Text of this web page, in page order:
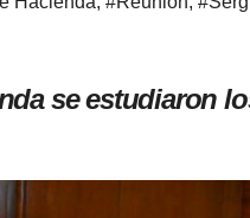
se estudiaron